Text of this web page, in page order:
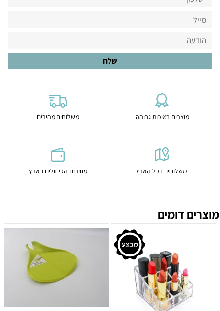
מוצרים באיכות גבוהה משלוחים מהירים
משלוחים בכל הארץ מחירים הכי זולים בארץ
מוצרים דומים